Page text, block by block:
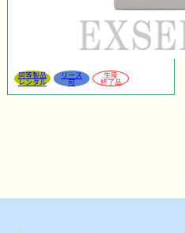
同等製品
レンタル
リース
可
生産
終了品